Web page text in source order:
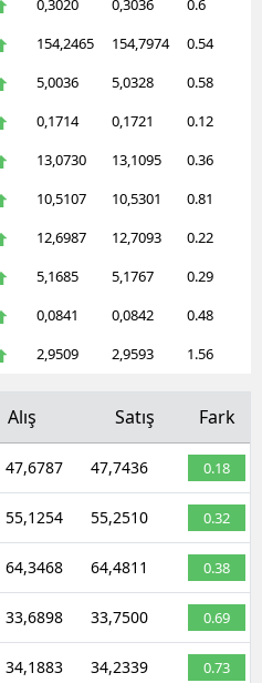
0,3020 0,3036
0.6
154,2465 154,7974
0.54
5,0036 5,0328
0.58
0,1714 0,1721
0.12
13,0730 13,1095
0.36
10,5107 10,5301
0.81
12,6987 12,7093
0.22
5,1685 5,1767
0.29
0,0841 0,0842
0.48
2,9509 2,9593 1.56
Alış Satış Fark
47,6787 47,7436 0.18
55,1254 55,2510 0.32
64,3468 64,4811 0.38
33,6898 33,7500 0.69
34,1883 34,2339 0.73